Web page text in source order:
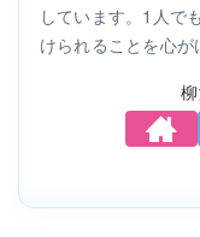
しています。1人で
けられることを心が